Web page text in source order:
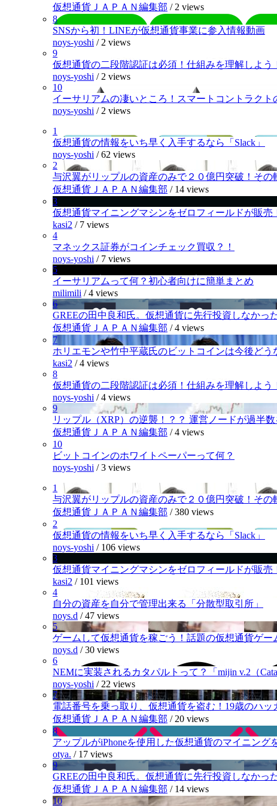
仮想通貨ＪＡＰＡＮ編集部 / 2 views
8
SNSから初！LINEが仮想通貨事業に参入情報動画
noys-yoshi / 2 views
9
仮想通貨の二段階認証は必須！仕組みを理解しよう
noys-yoshi / 2 views
10
イーサリアムの凄いところ！スマートコントラクト
noys-yoshi / 2 views
1
仮想通貨の情報をいち早く入手するなら「Slack」
noys-yoshi /62 views
2
与沢翼がリップルの資産のみで２０億円突破！その
仮想通貨ＪＡＰＡＮ編集部 / 14 views
3
仮想通貨マイニングマシンをゼロフィールドが販売
kasi2 / 7 views
4
マネックス証券がコインチェック買収？！
noys-yoshi / 7 views
5
イーサリアムって何？初心者向けに簡単まとめ
milimili /4 views
6
GREEの田中良和氏。仮想通貨に先行投資しなかっ
仮想通貨ＪＡＰＡＮ編集部 /4 views
7
ホリエモンや竹中平蔵氏のビットコインは今後どう
kasi2 /4 views
8
仮想通貨の二段階認証は必須！仕組みを理解しよう
noys-yoshi /4 views
9
リップル（XRP）の逆襲！？？ 運営ノードが過半
仮想通貨ＪＡＰＡＮ編集部 /4 views
10
ビットコインのホワイトペーパーって何？
noys-yoshi /3 views
1
与沢翼がリップルの資産のみで２０億円突破！その
仮想通貨ＪＡＰＡＮ編集部 /380 views
2
仮想通貨の情報をいち早く入手するなら「Slack」
noys-yoshi / 106 views
3
仮想通貨マイニングマシンをゼロフィールドが販売
kasi2 / 101 views
4
自分の資産を自分で管理出来る「分散型取引所」
noys.d /47 views
5
ゲームして仮想通貨を稼ごう！話題の仮想通貨ゲー
noys.d /30 views
6
NEMに実装されるカタパルトって？「mijin v.2（
noys-yoshi / 22 views
7
電話番号を乗っ取り、仮想通貨を盗む！19歳のハ
仮想通貨ＪＡＰＡＮ編集部 / 20 views
8
アップルがiPhoneを使用した仮想通貨のマイニング
otya. / 17 views
9
GREEの田中良和氏。仮想通貨に先行投資しなかっ
仮想通貨ＪＡＰＡＮ編集部 / 14 views
10